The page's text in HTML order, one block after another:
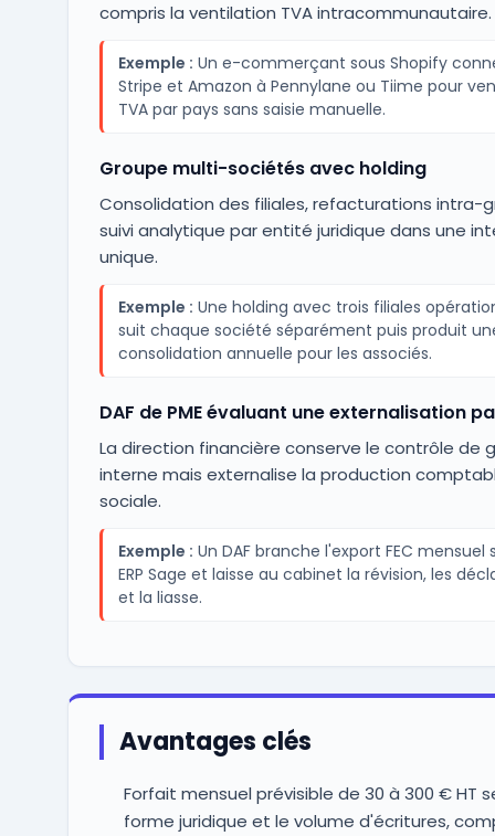
compris la ventilation TVA intracommunautaire.
Exemple : Un e-commerçant sous Shopify
Stripe et Amazon à Pennylane ou Tiime pour
TVA par pays sans saisie manuelle.
Groupe multi-sociétés avec holding
Consolidation des filiales, refacturations intra-
suivi analytique par entité juridique dans une
unique.
Exemple : Une holding avec trois filiales
suit chaque société séparément puis produit
consolidation annuelle pour les associés.
DAF de PME évaluant une externalisation
La direction financière conserve le contrôle de
interne mais externalise la production
sociale.
Exemple : Un DAF branche l'export FEC mensuel
ERP Sage et laisse au cabinet la révision, les
et la liasse.
Avantages clés
Forfait mensuel prévisible de 30 à 300 € HT
forme juridique et le volume d'écritures,